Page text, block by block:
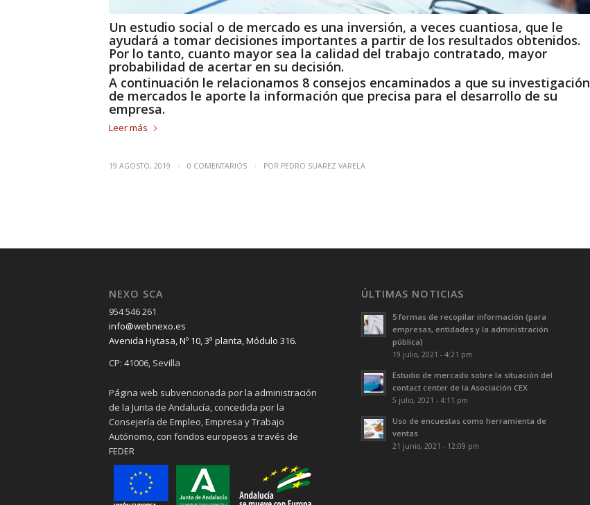
Un estudio social o de mercado es una inversión, a veces cuantiosa, que le
ayudará a tomar decisiones importantes a partir de los resultados obtenidos.
Por lo tanto, cuanto mayor sea la calidad del trabajo contratado, mayor
probabilidad de acertar en su decisión.
A continuación le relacionamos 8 consejos encaminados a que su investigación
de mercados le aporte la información que precisa para el desarrollo de su
empresa.
Leer más
19 AGOSTO, 2019 / 0 COMENTARIOS / POR PEDRO SUAREZ VARELA
NEXO SCA
954 546 261
info@webnexo.es
Avenida Hytasa, Nº 10, 3ª planta, Módulo 316.
CP: 41006, Sevilla
Página web subvencionada por la administración
de la Junta de Andalucía, concedida por la
Consejería de Empleo, Empresa y Trabajo
Autónomo, con fondos europeos a través de
FEDER
ÚLTIMAS NOTICIAS
5 formas de recopilar información (para
empresas, entidades y la administración
pública)
19 julio, 2021 - 4:21 pm
Estudio de mercado sobre la situación del
contact center de la Asociación CEX
5 julio, 2021 - 4:11 pm
Uso de encuestas como herramienta de
ventas
21 junio, 2021 - 12:09 pm